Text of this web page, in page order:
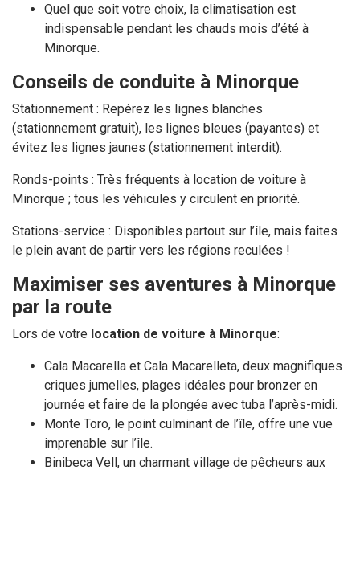
Quel que soit votre choix, la climatisation est
indispensable pendant les chauds mois d’été à
Minorque.
Conseils de conduite à Minorque
Stationnement : Repérez les lignes blanches
(stationnement gratuit), les lignes bleues (payantes) et
évitez les lignes jaunes (stationnement interdit).
Ronds-points : Très fréquents à location de voiture à
Minorque ; tous les véhicules y circulent en priorité.
Stations-service : Disponibles partout sur l’île, mais faites
le plein avant de partir vers les régions reculées !
Maximiser ses aventures à Minorque
par la route
Lors de votre location de voiture à Minorque:
Cala Macarella et Cala Macarelleta, deux magnifiques
criques jumelles, plages idéales pour bronzer en
journée et faire de la plongée avec tuba l’après-midi.
Monte Toro, le point culminant de l’île, offre une vue
imprenable sur l’île.
Binibeca Vell, un charmant village de pêcheurs aux